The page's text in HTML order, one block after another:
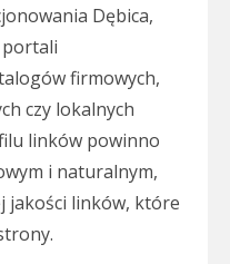
Dębica,
portali
firmowych,
czy lokalnych
linków powinno
i naturalnym,
jakości linków, które